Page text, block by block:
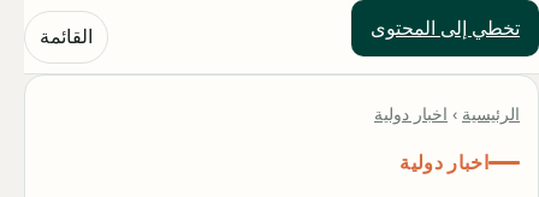
تخطي إلى المحتوى
حلول العالم القائمة
الرئيسية › اخبار دولية
اخبار دولية